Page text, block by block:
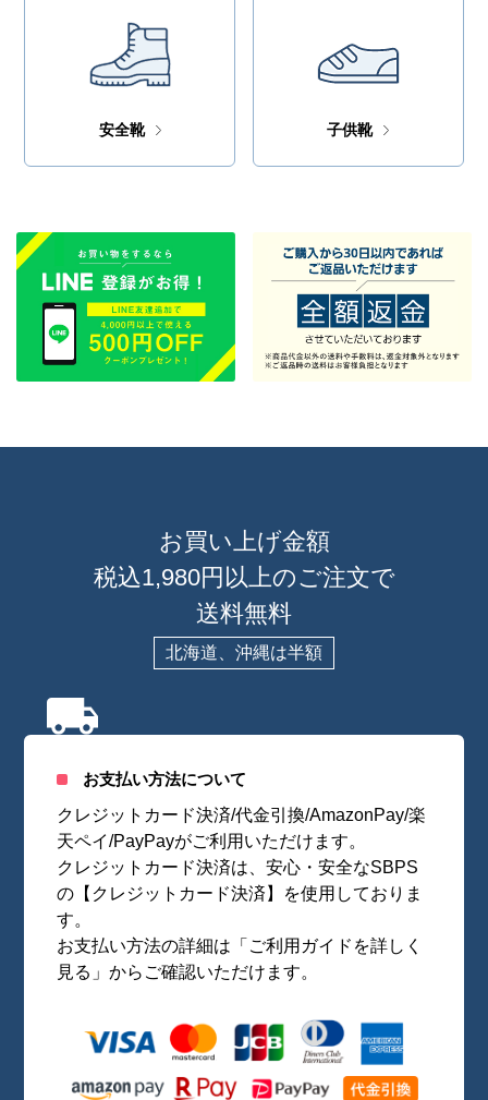
安全靴 子供靴
お買い上げ金額
税込1,980円以上のご注文で
送料無料
北海道、沖縄は半額
お支払い方法について
クレジットカード決済/代金引換/AmazonPay/楽
天ペイ/PayPayがご利用いただけます。
クレジットカード決済は、安心・安全なSBPS
の【クレジットカード決済】を使用しておりま
す。
お支払い方法の詳細は「ご利用ガイドを詳しく
見る」からご確認いただけます。